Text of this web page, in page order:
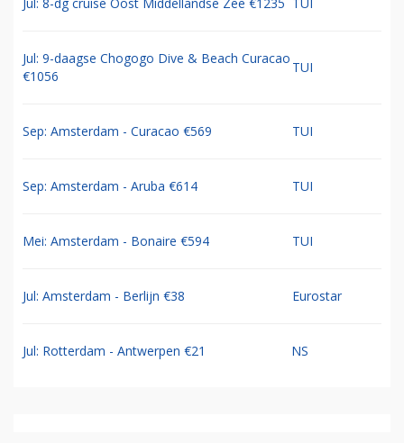
Jul: 9-daagse Chogogo Dive & Beach Curacao
€1056
TUI
Sep: Amsterdam - Curacao €569 TUI
Sep: Amsterdam - Aruba €614 TUI
Mei: Amsterdam - Bonaire €594 TUI
Jul: Amsterdam - Berlijn €38 Eurostar
Jul: Rotterdam - Antwerpen €21 NS